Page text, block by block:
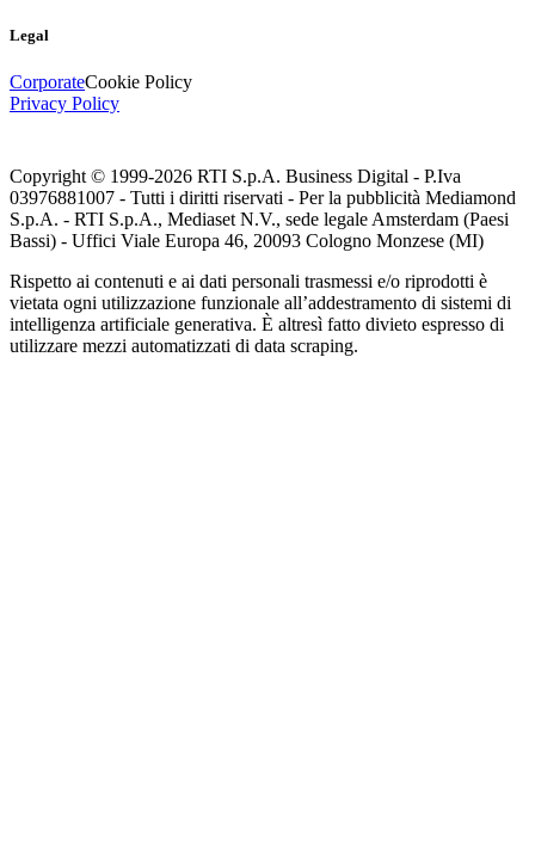
Legal
CorporateCookie Policy
Privacy Policy
Copyright © 1999-2026 RTI S.p.A. Business Digital - P.Iva
03976881007 - Tutti i diritti riservati - Per la pubblicità Mediamond
S.p.A. - RTI S.p.A., Mediaset N.V., sede legale Amsterdam (Paesi
Bassi) - Uffici Viale Europa 46, 20093 Cologno Monzese (MI)
Rispetto ai contenuti e ai dati personali trasmessi e/o riprodotti è
vietata ogni utilizzazione funzionale all’addestramento di sistemi di
intelligenza artificiale generativa. È altresì fatto divieto espresso di
utilizzare mezzi automatizzati di data scraping.